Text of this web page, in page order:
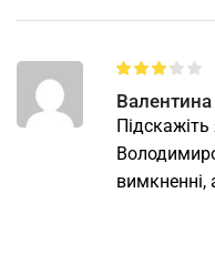
Валентина
вимкненні,